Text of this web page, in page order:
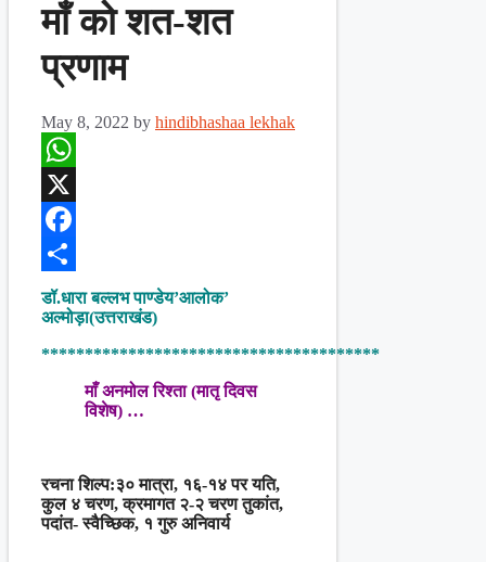
माँ को शत-शत
प्रणाम
May 8, 2022 by hindibhashaa lekhak
WhatsApp
X
Facebook
Share
डॉ.धारा बल्लभ पाण्डेय’आलोक’
अल्मोड़ा(उत्तराखंड)
***************************************
माँ अनमोल रिश्ता (मातृ दिवस
विशेष) …
रचना शिल्प:३० मात्रा, १६-१४ पर यति,
कुल ४ चरण, क्रमागत २-२ चरण तुकांत,
पदांत- स्वैच्छिक, १ गुरु अनिवार्य